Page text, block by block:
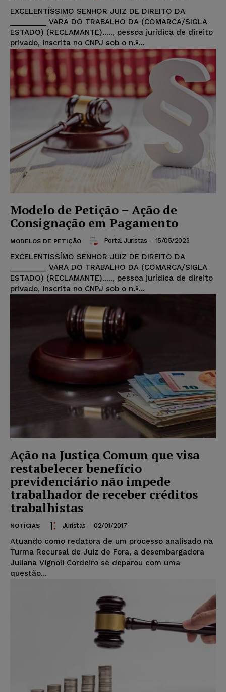
EXCELENTÍSSIMO SENHOR JUIZ DE DIREITO DA
_________ VARA DO TRABALHO DA (COMARCA/SIGLA
ESTADO) (RECLAMANTE)....., pessoa jurídica de direito
privado, inscrita no CNPJ sob o n.º...
Modelo de Petição – Ação de
Consignação em Pagamento
MODELOS DE PETIÇÃO Portal Juristas - 15/05/2023
EXCELENTISSÍMO SENHOR JUIZ DE DIREITO DA
_________ VARA DO TRABALHO DA (COMARCA/SIGLA
ESTADO) (RECLAMANTE)....., pessoa jurídica de direito
privado, inscrita no CNPJ sob o n.º...
Ação na Justiça Comum que visa
restabelecer benefício
previdenciário não impede
trabalhador de receber créditos
trabalhistas
NOTÍCIAS Juristas - 02/01/2017
Atuando como redatora de um processo analisado na
Turma Recursal de Juiz de Fora, a desembargadora
Juliana Vignoli Cordeiro se deparou com uma
questão...